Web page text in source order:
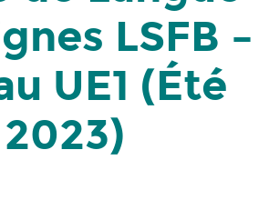
LSFB –
UE1 (Été
2023)